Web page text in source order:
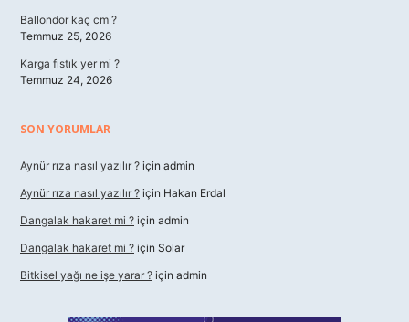
Ballondor kaç cm ?
Temmuz 25, 2026
Karga fıstık yer mi ?
Temmuz 24, 2026
SON YORUMLAR
Aynür rıza nasıl yazılır ? için admin
Aynür rıza nasıl yazılır ? için Hakan Erdal
Dangalak hakaret mi ? için admin
Dangalak hakaret mi ? için Solar
Bitkisel yağı ne işe yarar ? için admin